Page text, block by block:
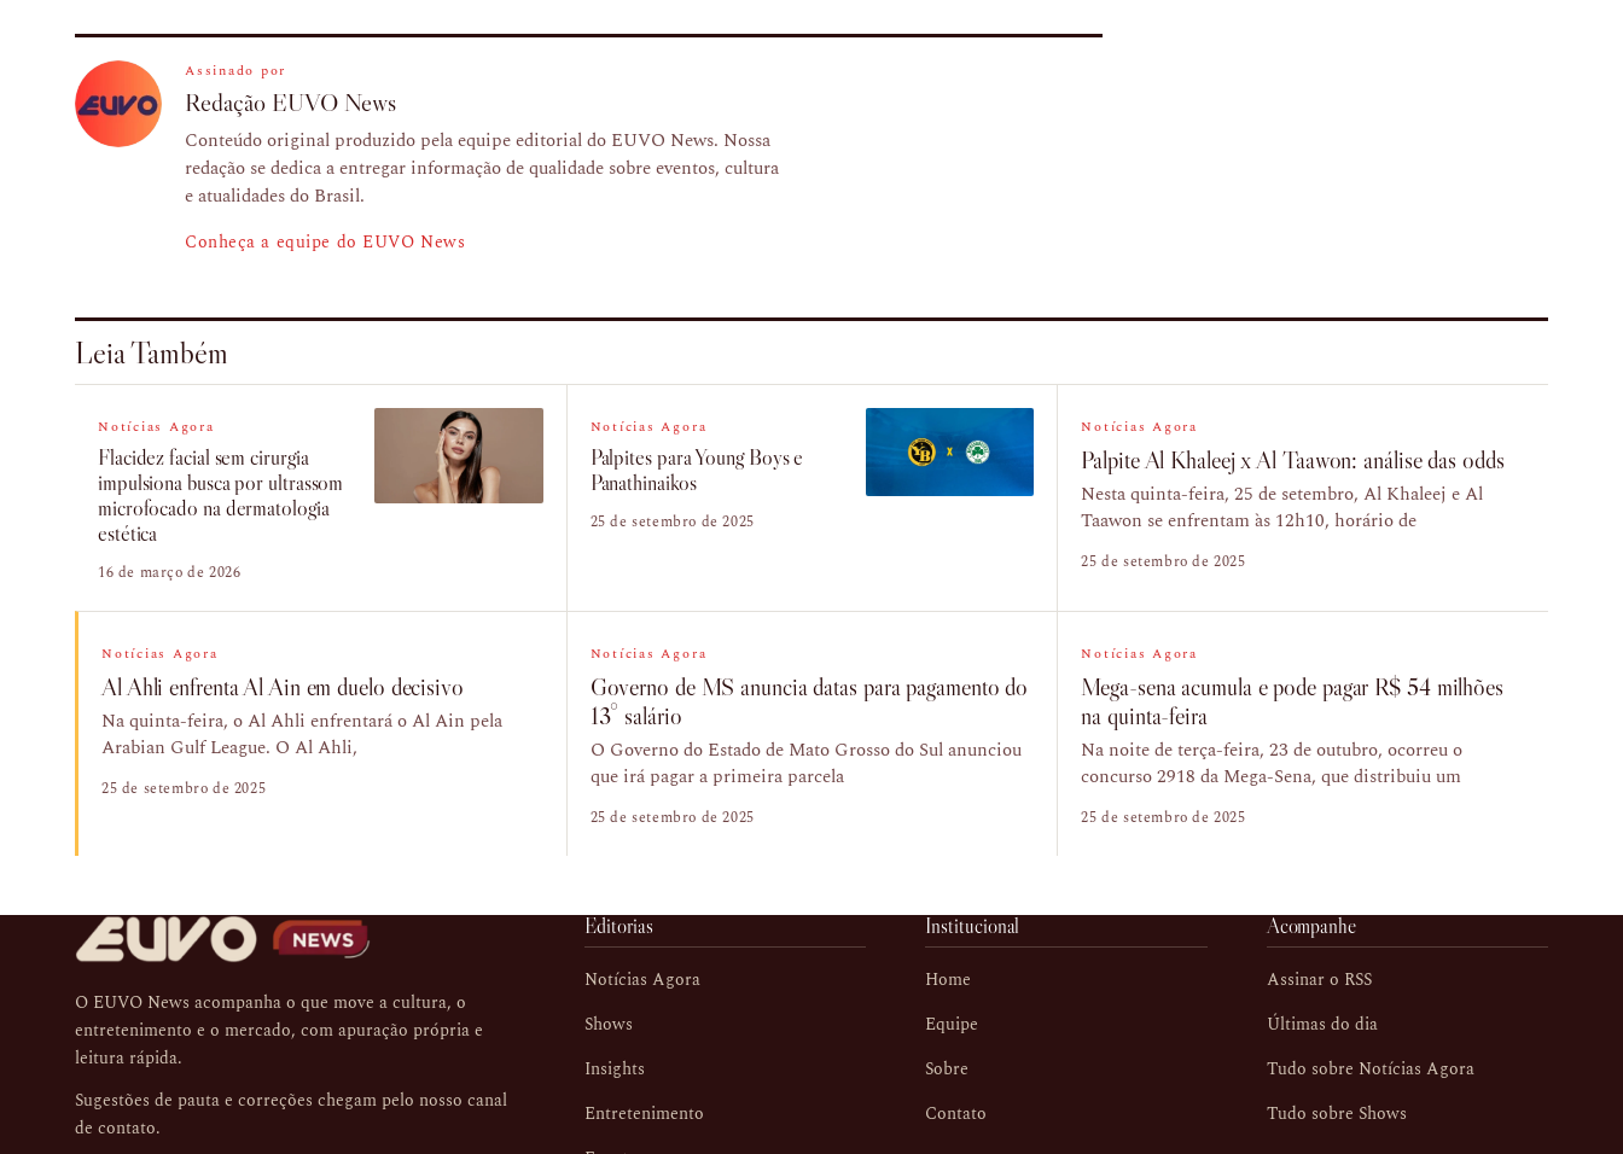
Assinado por
Redação EUVO News
Conteúdo original produzido pela equipe editorial do EUVO News. Nossa
redação se dedica a entregar informação de qualidade sobre eventos, cultura
e atualidades do Brasil.
Conheça a equipe do EUVO News
Leia Também
Notícias Agora
Flacidez facial sem cirurgia
impulsiona busca por ultrassom
microfocado na dermatologia
estética
16 de março de 2026
Notícias Agora
Palpites para Young Boys e
Panathinaikos
25 de setembro de 2025
Notícias Agora
Palpite Al Khaleej x Al Taawon: análise das odds
Nesta quinta-feira, 25 de setembro, Al Khaleej e Al
Taawon se enfrentam às 12h10, horário de
25 de setembro de 2025
Notícias Agora
Al Ahli enfrenta Al Ain em duelo decisivo
Na quinta-feira, o Al Ahli enfrentará o Al Ain pela
Arabian Gulf League. O Al Ahli,
25 de setembro de 2025
Notícias Agora
Governo de MS anuncia datas para pagamento do
13° salário
O Governo do Estado de Mato Grosso do Sul anunciou
que irá pagar a primeira parcela
25 de setembro de 2025
Notícias Agora
Mega-sena acumula e pode pagar R$ 54 milhões
na quinta-feira
Na noite de terça-feira, 23 de outubro, ocorreu o
concurso 2918 da Mega-Sena, que distribuiu um
25 de setembro de 2025
O EUVO News acompanha o que move a cultura, o
entretenimento e o mercado, com apuração própria e
leitura rápida.
Sugestões de pauta e correções chegam pelo nosso canal
de contato.
Editorias
Notícias Agora
Shows
Insights
Entretenimento
Institucional
Home
Equipe
Sobre
Contato
Acompanhe
Assinar o RSS
Últimas do dia
Tudo sobre Notícias Agora
Tudo sobre Shows